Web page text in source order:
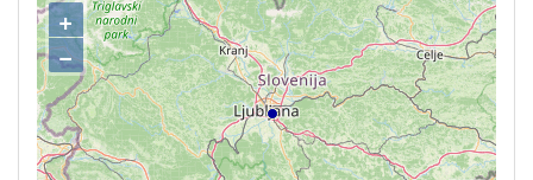
+
−